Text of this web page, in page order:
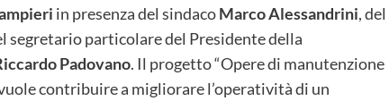
in presenza del sindacoMarco Alessandrini, del
segretario particolare del Presidente della
Padovano. Il progetto “Opere di manutenzione
contribuire a migliorare l’operatività di un